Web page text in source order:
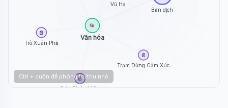
Bản dịch
Văn hóa
📂
Vũ Hạ
Trạm Dừng Cảm Xúc
📄
Trò Xuân Phả
📄
Trác Thúy Miêu
📄
Ctrl + cuộn để phóng to/thu nhỏ